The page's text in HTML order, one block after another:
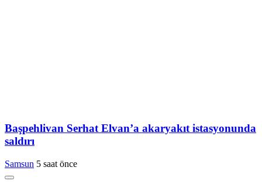
Başpehlivan Serhat Elvan’a akaryakıt istasyonunda
saldırı
Samsun 5 saat önce